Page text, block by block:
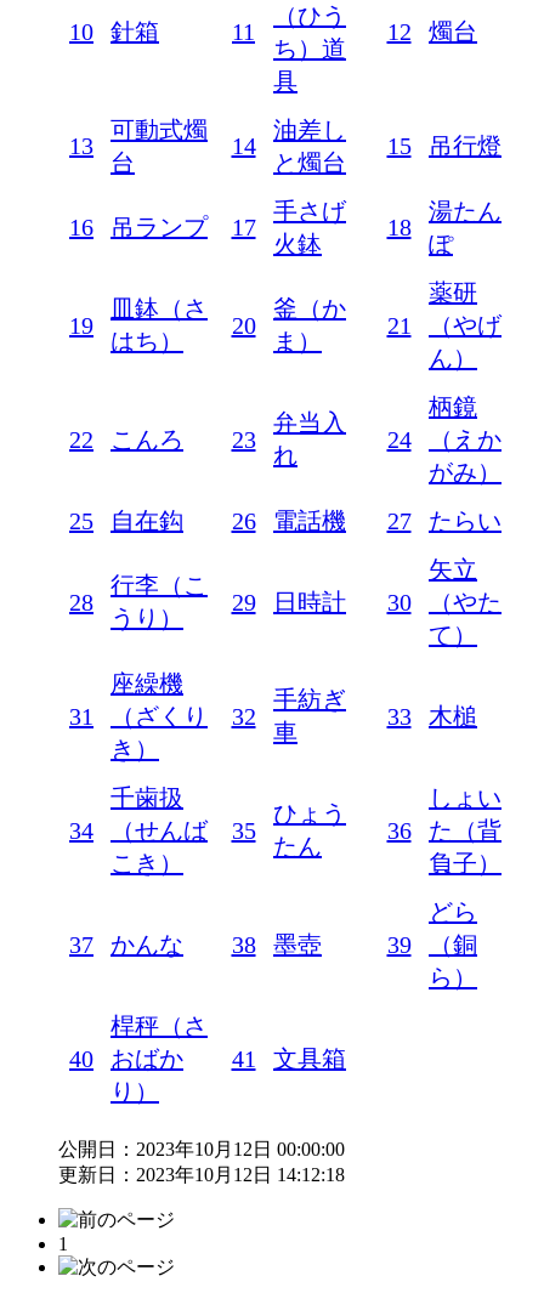
10 針箱 11
（ひう
ち）道
具
12 燭台
13
可動式燭
台
14
油差し
と燭台
15 吊行燈
16 吊ランプ 17
手さげ
火鉢
18
湯たん
ぽ
19
皿鉢（さ
はち）
20
釜（か
ま）
21
薬研
（やげ
ん）
22 こんろ 23
弁当入
れ
24
柄鏡
（えか
がみ）
25
自在鈎 26 電話機 27 たらい
28
行李（こ
うり）
29 日時計 30
矢立
（やた
て）
31
座繰機
（ざくり
き）
32
手紡ぎ
車
33 木槌
34
千歯扱
（せんば
こき）
35
ひょう
たん
36
しょい
た（背
負子）
37 かんな 38 墨壺 39
どら
（銅
ら）
40
桿秤（さ
おばか
り）
41 文具箱
公開日：2023年10月12日 00:00:00
更新日：2023年10月12日 14:12:18
1